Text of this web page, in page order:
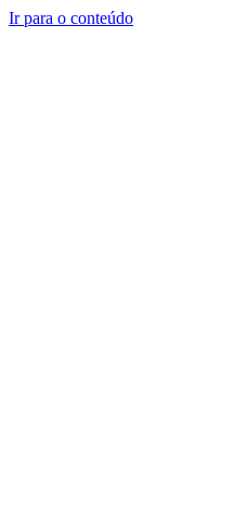
Ir para o conteúdo